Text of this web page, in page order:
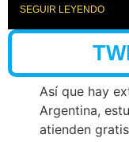
SEGUIR LEYENDO
Así que hay
Argentina,
atienden